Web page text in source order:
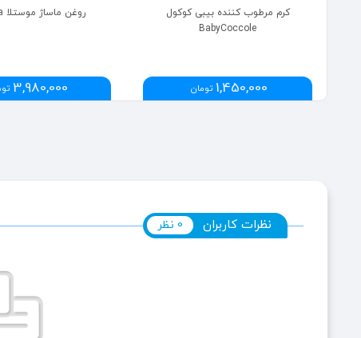
روغن ماساژ موستلا Mustela
3,980,000
کرم مرطوب کننده بیبی کوکول
BabyCoccole
1,450,000 تومان
نظرات کاربران 0 نظر